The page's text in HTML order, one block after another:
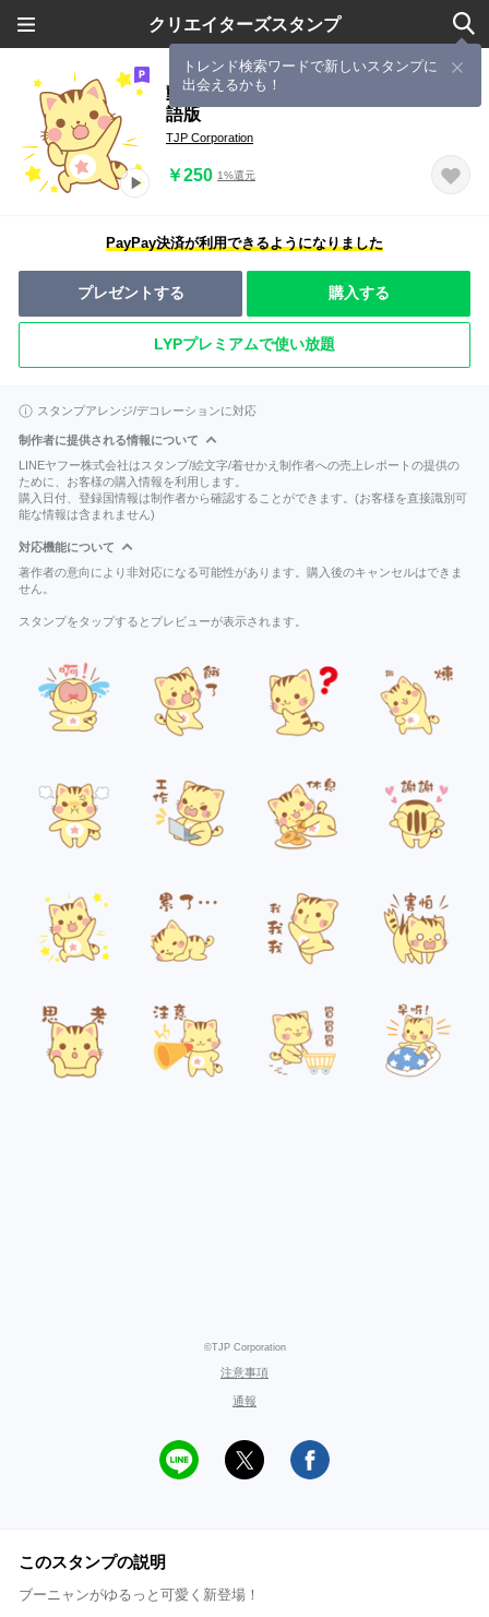
クリエイターズスタンプ
トレンド検索ワードで新しいスタンプに
出会えるかも！
動く！ゆるかわブーニャン♪日常 -中国
語版
TJP Corporation
￥250 1%還元
PayPay決済が利用できるようになりました
プレゼントする 購入する
LYPプレミアムで使い放題
スタンプアレンジ/デコレーションに対応
制作者に提供される情報について
LINEヤフー株式会社はスタンプ/絵文字/着せかえ制作者への売上レポートの提供の
ために、お客様の購入情報を利用します。
購入日付、登録国情報は制作者から確認することができます。(お客様を直接識別可
能な情報は含まれません)
対応機能について
著作者の意向により非対応になる可能性があります。購入後のキャンセルはできま
せん。
スタンプをタップするとプレビューが表示されます。
©TJP Corporation
注意事項
通報
このスタンプの説明
ブーニャンがゆるっと可愛く新登場！